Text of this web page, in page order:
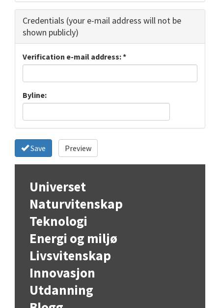
Hide
Credentials (your e-mail address will not be
shown publicly)
Verification e-mail address:*
Byline:
Save Preview
Universet
Naturvitenskap
Teknologi
Energi og miljø
Livsvitenskap
Innovasjon
Utdanning